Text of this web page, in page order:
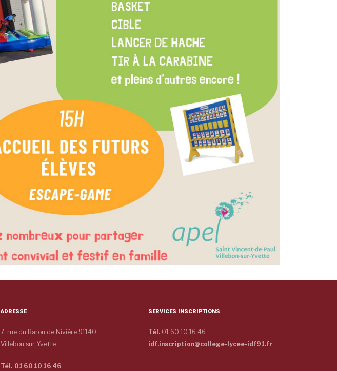
ADRESSE
7, rue du Baron de Nivière 91140
Villebon sur Yvette
Tél. 01 60 10 16 46
SERVICES INSCRIPTIONS
Tél. 01 60 10 16 46
idf.inscription@college-lycee-idf91.fr